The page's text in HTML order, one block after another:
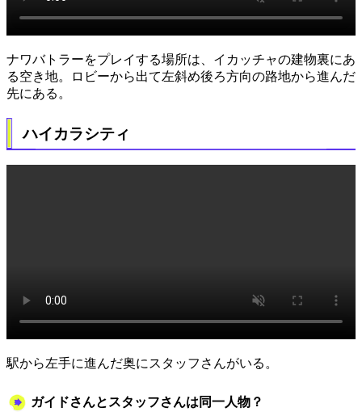
ナワバトラーをプレイする場所は、イカッチャの建物裏にあ
る空き地。ロビーから出て左斜め後ろ方向の路地から進んだ
先にある。
ハイカラシティ
駅から左手に進んだ奥にスタッフさんがいる。
ガイドさんとスタッフさんは同一人物？